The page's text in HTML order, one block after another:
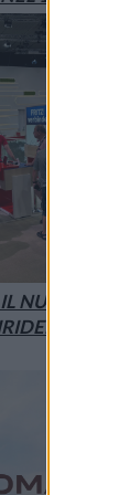
NUOVO SUV
LO